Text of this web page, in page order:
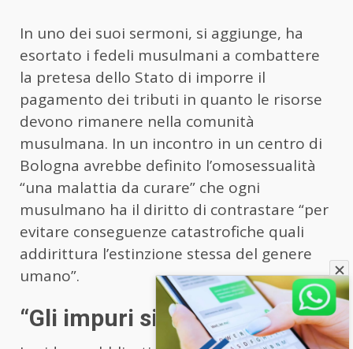
In uno dei suoi sermoni, si aggiunge, ha
esortato i fedeli musulmani a combattere
la pretesa dello Stato di imporre il
pagamento dei tributi in quanto le risorse
devono rimanere nella comunità
musulmana. In un incontro in un centro di
Bologna avrebbe definito l’omosessualità
“una malattia da curare” che ogni
musulmano ha il diritto di contrastare “per
evitare conseguenze catastrofiche quali
addirittura l’estinzione stessa del genere
umano”.
“Gli impuri sionisti”